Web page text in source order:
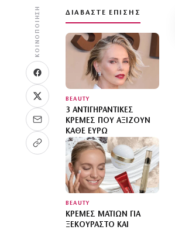
ΚΟΙΝΟΠΟΊΗΣΗ ΔΙΑΒΆΣΤΕ ΕΠΊΣΗΣ
BEAUTY
3 ΑΝΤΙΓΗΡΑΝΤΙΚΈΣ
ΚΡΈΜΕΣ ΠΟΥ ΑΞΊΖΟΥΝ
ΚΆΘΕ ΕΥΡΏ
BEAUTY
ΚΡΈΜΕΣ ΜΑΤΙΏΝ ΓΙΑ
ΞΕΚΟΎΡΑΣΤΟ ΚΑΙ